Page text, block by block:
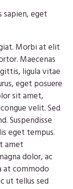
sapien, eget
Morbi at elit
Maecenas
ligula vitae
eget posuere
sit amet,
velit. Sed
Suspendisse
eget tempus.
amet
dolor, ac
at commodo
ut tellus sed